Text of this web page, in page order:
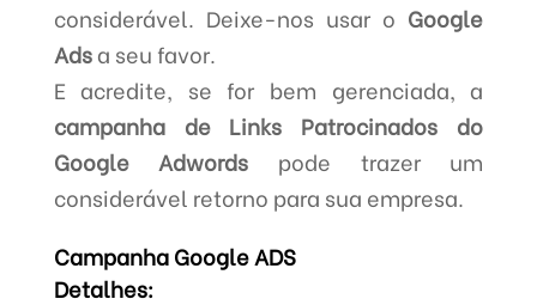
considerável. Deixe-nos usar o Google
Adsa seu favor.
E acredite, se for bem gerenciada, a
campanha de Links Patrocinados do
Google Adwords pode trazer um
considerável retorno para sua empresa.
Campanha Google ADS
Detalhes: